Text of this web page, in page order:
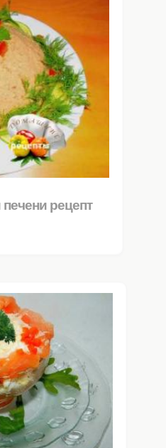
рецепт